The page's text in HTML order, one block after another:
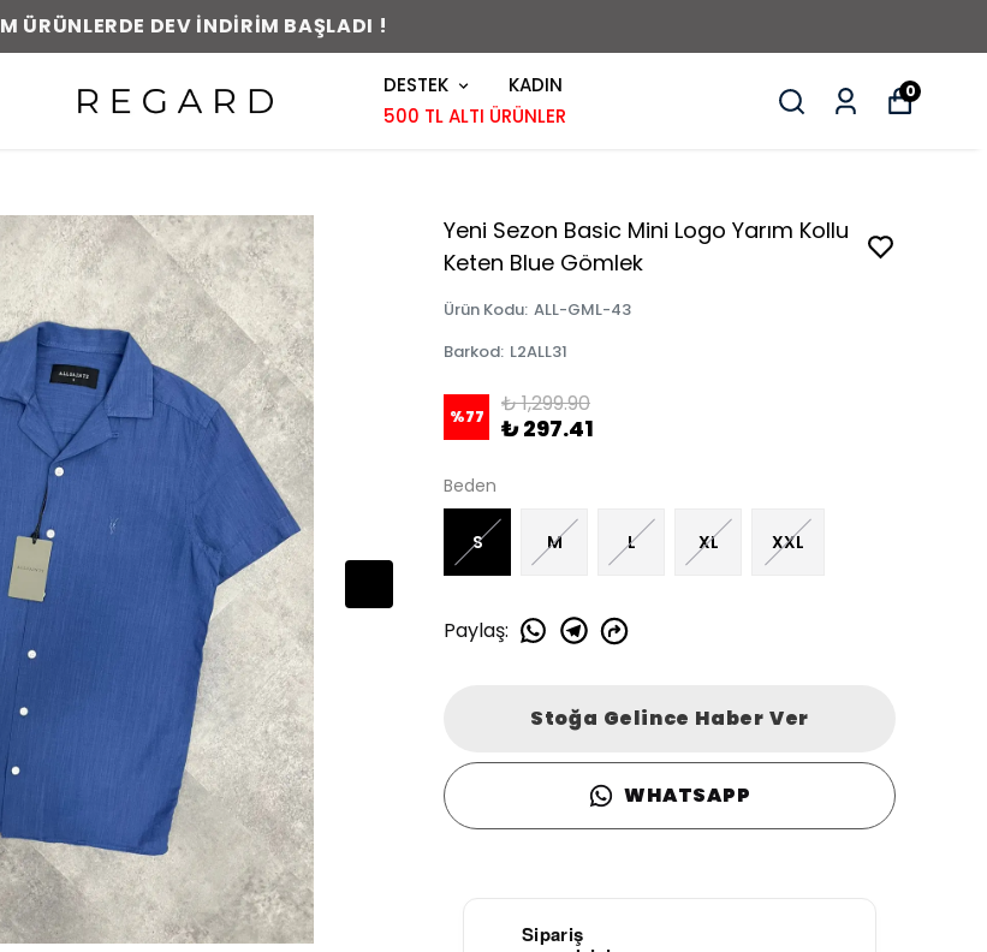
0-48 SAAT İÇERİSİNDE KARGODA !
DESTEK
KADIN
500 TL ALTI ÜRÜNLER
0
Yeni Sezon Basic Mini Logo Yarım Kollu
Keten Blue Gömlek
Ürün Kodu: ALL-GML-43
Barkod: L2ALL31
%77 ₺ 1,299.90
₺ 297.41
Beden
S M L XL XXL
Paylaş:
Stoğa Gelince Haber Ver
WHATSAPP
Sipariş